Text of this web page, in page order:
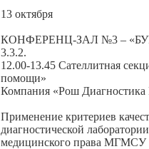
13 октября
КОНФЕРЕНЦ-ЗАЛ №3 –
3.3.2.
12.00-13.45 Сателлитная
помощи»
Компания «Рош Диагностика
Применение критериев
диагностической
медицинского права МГМСУ